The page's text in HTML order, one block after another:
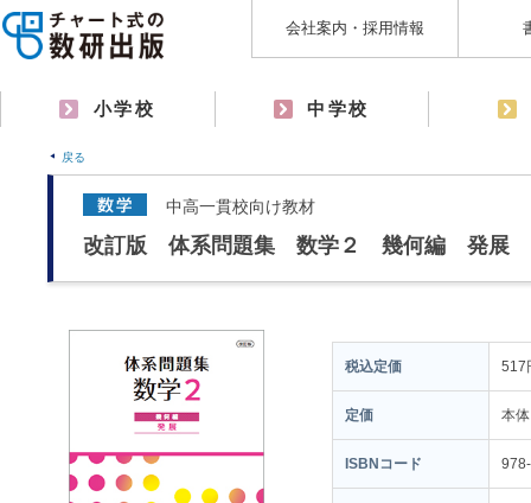
会社案内・採用情報
小学校 中学校
戻る
中高一貫校向け教材
改訂版 体系問題集 数学２ 幾何編 発展
税込定価 517
定価 本
ISBNコード